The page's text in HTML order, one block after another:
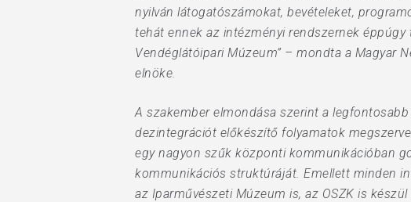
nyilván látogatószámokat, bevételeket,
tehát ennek az intézményi rendszernek
Vendéglátóipari Múzeum” – mondta a Magyar
elnöke.
A szakember elmondása szerint a
dezintegrációt előkészítő folyamatok
egy nagyon szűk központi kommunikációban
kommunikációs struktúráját. Emellett minden
az Iparművészeti Múzeum is, az OSZK is